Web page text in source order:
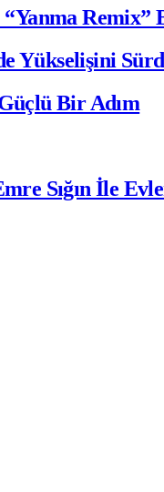
“Yanma
Yükselişini
Bir Adım
Sığın İle